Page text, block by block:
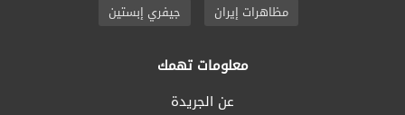
مظاهرات إيران
جيفري إبستين
معلومات تهمك
عن الجريدة